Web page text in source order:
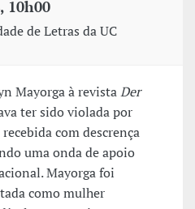
10h00
de Letras da UC
Mayorga à revistaDer
ter sido violada por
com descrença
uma onda de apoio
Mayorga foi
como mulher